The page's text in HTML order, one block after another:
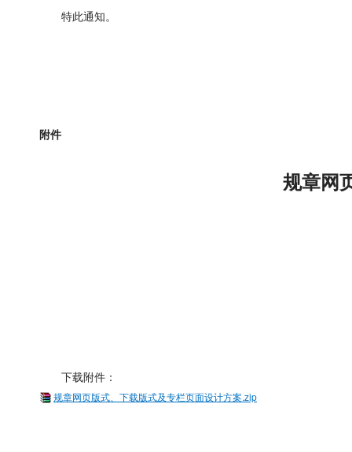
特此通知。
附件
规章网
下载附件：
规章网页版式、下载版式及专栏页面设计方案.zip